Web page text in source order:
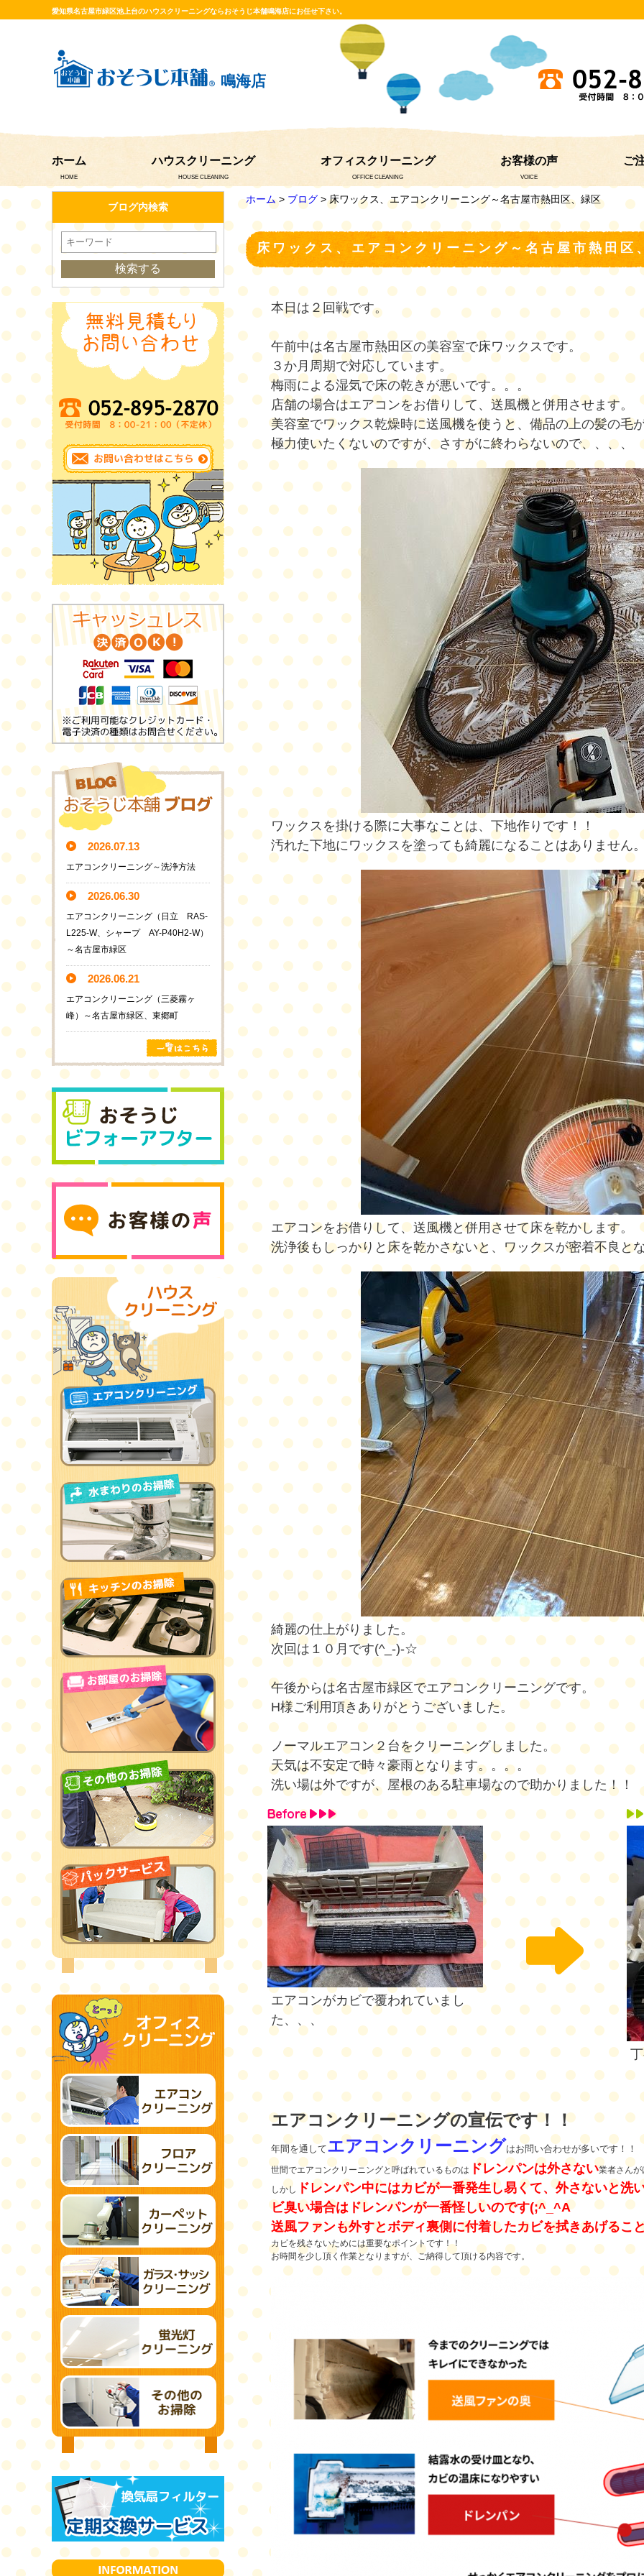
愛知県名古屋市緑区池上台のハウスクリーニングならおそうじ本舗鳴海店にお任せ下さい。
鳴海店
ホーム
HOME
ハウスクリーニング
HOUSE CLEANING
オフィスクリーニング
OFFICE CLEANING
お客様の声
VOICE
ご
ホーム> ブログ > 床ワックス、エアコンクリーニング～名古屋市熱田区、緑区
床ワックス、エアコンクリーニング～名古屋市熱田区
本日は２回戦です。
午前中は名古屋市熱田区の美容室で床ワックスです。
３か月周期で対応しています。
梅雨による湿気で床の乾きが悪いです。。。
店舗の場合はエアコンをお借りして、送風機と併用させます。
美容室でワックス乾燥時に送風機を使うと、備品の上の髪の毛
極力使いたくないのですが、さすがに終わらないので、、、、
ワックスを掛ける際に大事なことは、下地作りです！！
汚れた下地にワックスを塗っても綺麗になることはありません
エアコンをお借りして、送風機と併用させて床を乾かします。
洗浄後もしっかりと床を乾かさないと、ワックスが密着不良と
綺麗の仕上がりました。
次回は１０月です(^_-)-☆
午後からは名古屋市緑区でエアコンクリーニングです。
H様ご利用頂きありがとうございました。
ノーマルエアコン２台をクリーニングしました。
天気は不安定で時々豪雨となります。。。。
洗い場は外ですが、屋根のある駐車場なので助かりました！！
エアコンがカビで覆われていまし
た、、、
エアコンクリーニングの宣伝です！！
年間を通してエアコンクリーニングはお問い合わせが多いです！！
世間でエアコンクリーニングと呼ばれているものは ドレンパンは外さない業者さん
しかし
ドレンパン中にはカビが一番発生し易くて、外さないと洗
ビ臭い場合はドレンパンが一番怪しいのです(;^_^A
送風ファンも外すとボディ裏側に付着したカビを拭きあげるこ
カビを残さないためには重要なポイントです！！
お時間を少し頂く作業となりますが、ご納得して頂ける内容です。
ブログ内検索
2026.07.13
エアコンクリーニング～洗浄方法
2026.06.30
エアコンクリーニング（日立 RAS-
L225-W、シャープ AY-P40H2-W）
～名古屋市緑区
2026.06.21
エアコンクリーニング（三菱霧ヶ
峰）～名古屋市緑区、東郷町